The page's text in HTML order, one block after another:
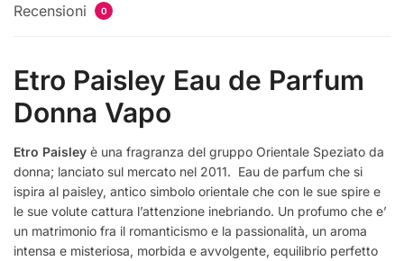
Recensioni 0
Etro Paisley Eau de Parfum
Donna Vapo
Etro Paisley è una fragranza del gruppo Orientale Speziato da
donna; lanciato sul mercato nel 2011. Eau de parfum che si
ispira al paisley, antico simbolo orientale che con le sue spire e
le sue volute cattura l’attenzione inebriando. Un profumo che e’
un matrimonio fra il romanticismo e la passionalità, un aroma
intensa e misteriosa, morbida e avvolgente, equilibrio perfetto